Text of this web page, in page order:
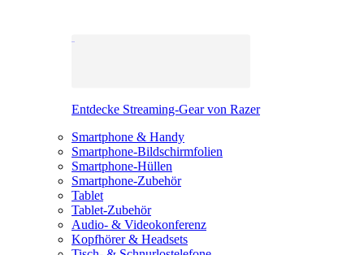
Entdecke Streaming-Gear von Razer
Smartphone & Handy
Smartphone-Bildschirmfolien
Smartphone-Hüllen
Smartphone-Zubehör
Tablet
Tablet-Zubehör
Audio- & Videokonferenz
Kopfhörer & Headsets